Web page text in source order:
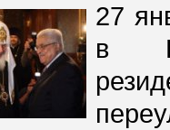
27
в